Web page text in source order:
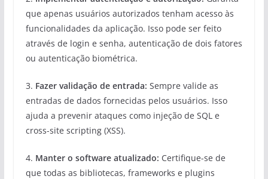
que apenas usuários autorizados tenham acesso às
funcionalidades da aplicação. Isso pode ser feito
através de login e senha, autenticação de dois fatores
ou autenticação biométrica.
3. Fazer validação de entrada: Sempre valide as
entradas de dados fornecidas pelos usuários. Isso
ajuda a prevenir ataques como injeção de SQL e
cross-site scripting (XSS).
4. Manter o software atualizado: Certifique-se de
que todas as bibliotecas, frameworks e plugins